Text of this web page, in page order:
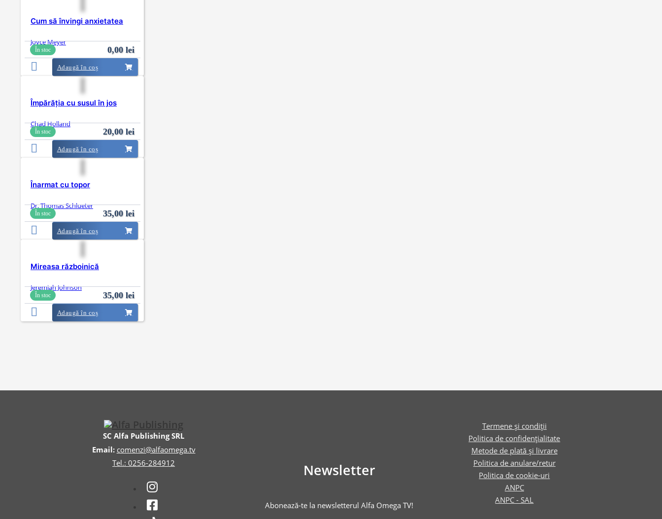
Cum să învingi anxietatea
Joyce Meyer
În stoc 0,00 lei
Adaugă în coș
Împărăția cu susul în jos
Chad Holland
În stoc 20,00 lei
Adaugă în coș
Înarmat cu topor
Dr. Thomas Schlueter
În stoc 35,00 lei
Adaugă în coș
Mireasa războinică
Jeremiah Johnson
În stoc 35,00 lei
Adaugă în coș
SC Alfa Publishing SRL
Email: comenzi@alfaomega.tv
Tel.: 0256-284912
Newsletter
Abonează-te la newsletterul Alfa Omega TV!
Termene și condiții
Politica de confidențialitate
Metode de plată și livrare
Politica de anulare/retur
Politica de cookie-uri
ANPC
ANPC - SAL